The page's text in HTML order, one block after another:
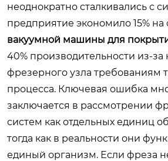
неоднократно сталкивались с
предприятие экономило 15% на
вакуумной машины для
40% производительности из-за
фрезерного узла требованиям
процесса. Ключевая ошибка
заключается в рассмотрении
систем как отдельных единиц
тогда как в реальности они
единый организм. Если фреза